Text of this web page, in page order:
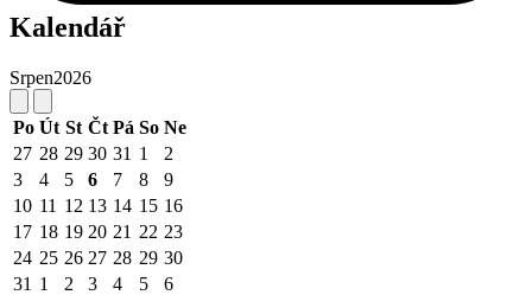
Kalendář
Srpen2026
Po Út St Čt Pá So Ne
27 28 29 30 31 1
2
3
4 5 6 7 8
9
10 11 12 13 14 15 16
17 18 19 20 21 22 23
24 25 26 27 28 29 30
31 1 2 3 4 5 6